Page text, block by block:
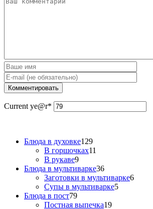
Current ye@r*
Блюда в духовке129
В горшочках11
В рукаве9
Блюда в мультиварке36
Заготовки в мультиварке6
Супы в мультиварке5
Блюда в пост79
Постная выпечка19